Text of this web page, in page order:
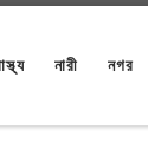
নারী নগর